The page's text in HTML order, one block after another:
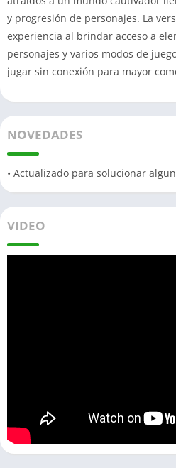
y progresión de personajes. La
experiencia al brindar acceso a
personajes y varios modos de
jugar sin conexión para mayor
NOVEDADES
• Actualizado para solucionar
VIDEO